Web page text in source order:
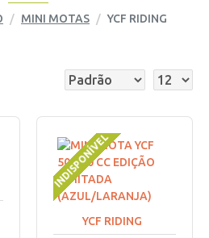
MINI MOTAS YCF RIDING
INDISPONÍVEL
YCF RIDING